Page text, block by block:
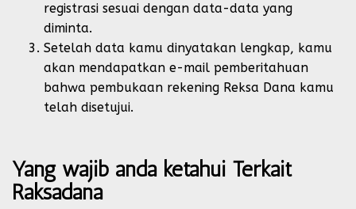
registrasi sesuai dengan data-data yang
diminta.
Setelah data kamu dinyatakan lengkap, kamu
akan mendapatkan e-mail pemberitahuan
bahwa pembukaan rekening Reksa Dana kamu
telah disetujui.
Yang wajib anda ketahui Terkait
Raksadana